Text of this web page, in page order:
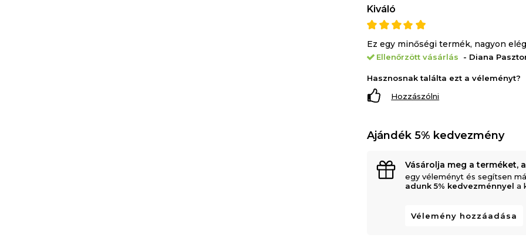
Kiváló
Ez egy minőségi termék, nagyon
Ellenőrzött vásárlás - Diana
Hasznosnak találta ezt a véleményt?
Hozzászólni
Ajándék 5% kedvezmény
Vásárolja meg a terméket,
egy véleményt és segítsen
adunk 5% kedvezménnyel a
Vélemény hozzáadása